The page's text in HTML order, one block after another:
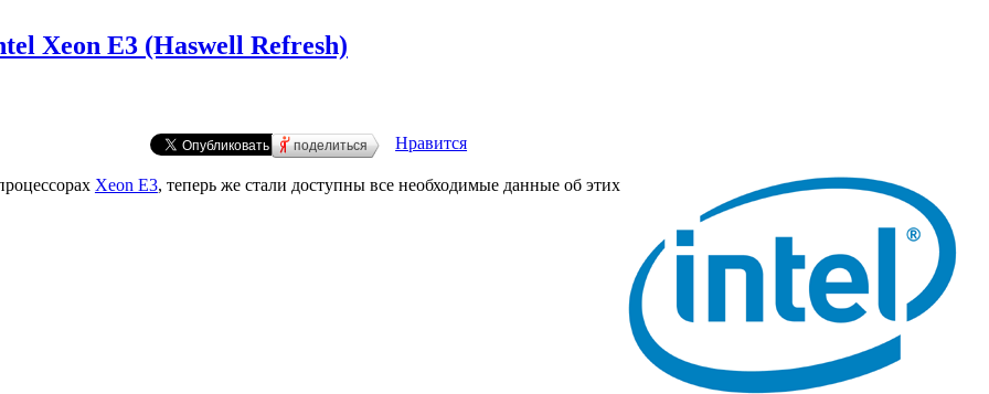
Xeon E3 (Haswell Refresh)
поделиться Нравится
Xeon E3, теперь же стали доступны все необходимые данные об этих